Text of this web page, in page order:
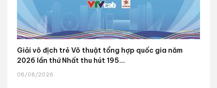
Giải vô địch trẻ Võ thuật tổng hợp quốc gia năm
2026 lần thứ Nhất thu hút 195...
08/08/2026